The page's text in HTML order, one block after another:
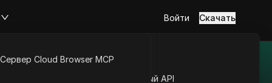
Открытый API
Сервер Cloud Browser MCP
Войти Скачать